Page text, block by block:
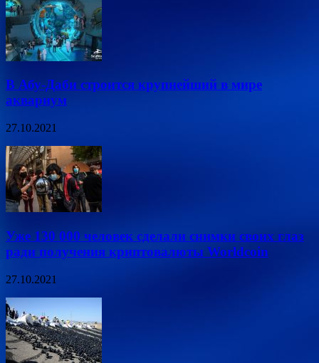
В Абу-Даби строится крупнейший в мире
аквариум
27.10.2021
Уже 130 000 человек сделали снимки своих глаз
ради получения криптовалюты Worldcoin
27.10.2021